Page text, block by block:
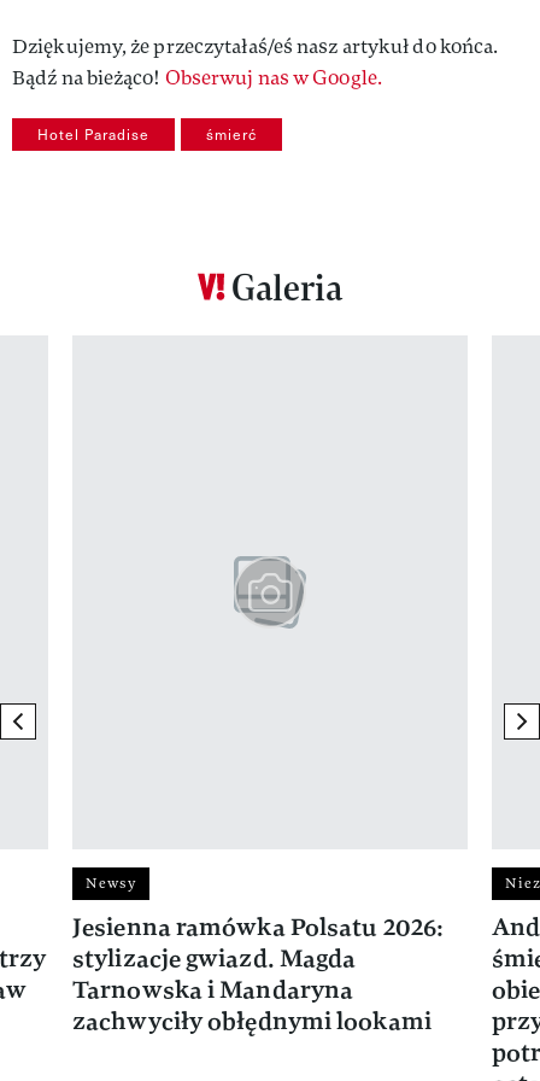
Dziękujemy, że przeczytałaś/eś nasz artykuł do końca.
Bądź na bieżąco! Obserwuj nas w Google.
Hotel Paradise śmierć
Galeria
previous element
Newsy
Jesienna ramówka Polsatu 2026:
stylizacje gwiazd. Magda
Tarnowska i Mandaryna
zachwyciły obłędnymi lookami